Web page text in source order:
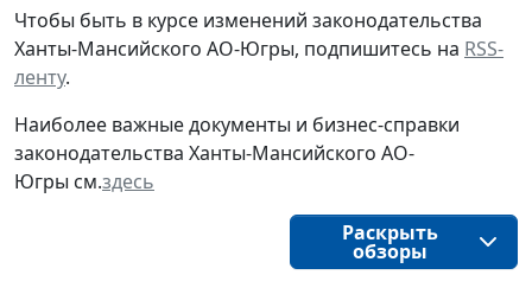
Чтобы быть в курсе изменений законодательства
Ханты-Мансийского АО-Югры, подпишитесь на RSS-
ленту.
Наиболее важные документы и бизнес-справки
законодательства Ханты-Мансийского АО-
Югры см.здесь
Раскрыть
обзоры